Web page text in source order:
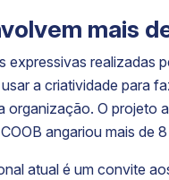
mais
expressivas realizadas
a criatividade para
O projeto
angariou mais de
atual é um convite